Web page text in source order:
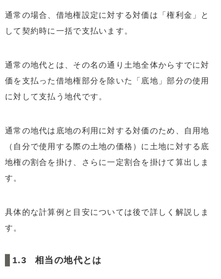
通常の場合、借地権設定に対する対価は「権利金」と
して契約時に一括で支払います。
通常の地代とは、その名の通り土地全体からすでに対
価を支払った借地権部分を除いた「底地」部分の使用
に対して支払う地代です。
通常の地代は底地の利用に対する対価のため、自用地
（自分で使用する際の土地の価格）に土地に対する底
地権の割合を掛け、さらに一定割合を掛けて算出しま
す。
具体的な計算例と目安については後で詳しく解説しま
す。
相当の地代とは